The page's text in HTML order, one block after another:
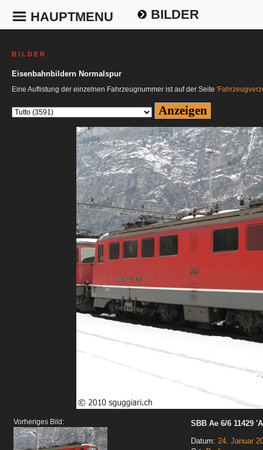
HAUPTMENU BILDER
B I L D E R
Eisenbahnbildern Normalspur
Eine Auflistung der einzelnen Fahrzeugnummer ist auf der Seite
Vorheriges Bild:
SBB Ae 6/6 11429
Datum: 24. Januar